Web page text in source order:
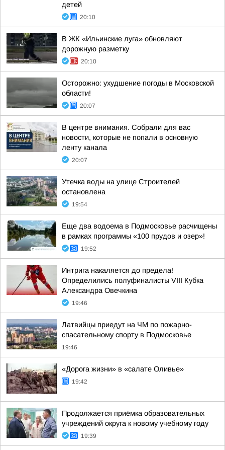
детей
20:10
В ЖК «Ильинские луга» обновляют
дорожную разметку
20:10
Осторожно: ухудшение погоды в Московской
области!
20:07
В центре внимания. Собрали для вас
новости, которые не попали в основную
ленту канала
20:07
Утечка воды на улице Строителей
остановлена
19:54
Еще два водоема в Подмосковье расчищены
в рамках программы «100 прудов и озер»!
19:52
Интрига накаляется до предела!
Определились полуфиналисты VIII Кубка
Александра Овечкина
19:46
Латвийцы приедут на ЧМ по пожарно-
спасательному спорту в Подмосковье
19:46
«Дорога жизни» в «салате Оливье»
19:42
Продолжается приёмка образовательных
учреждений округа к новому учебному году
19:39